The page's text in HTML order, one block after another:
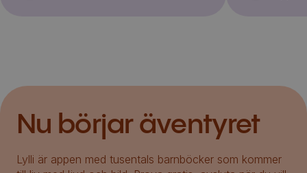
Nu börjar äventyret
Lylli är appen med tusentals barnböcker som kommer